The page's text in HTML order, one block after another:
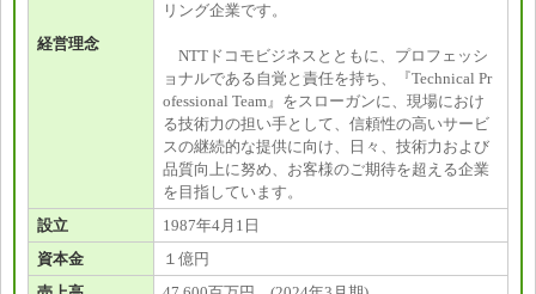
経営理念
リング企業です。
NTTドコモビジネスとともに、プロフェッシ
ョナルである自覚と責任を持ち、『Technical Pr
ofessional Team』をスローガンに、現場におけ
る技術力の担い手として、信頼性の高いサービ
スの継続的な提供に向け、日々、技術力および
品質向上に努め、お客様のご期待を超える企業
を目指しています。
設立
1987年4月1日
資本金
１億円